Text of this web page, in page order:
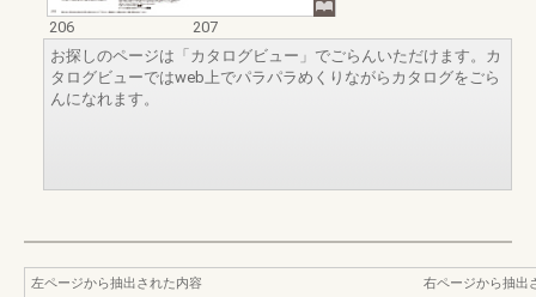
206
207
お探しのページは「カタログビュー」でごらんいただけます。カ
タログビューではweb上でパラパラめくりながらカタログをごら
んになれます。
左ページから抽出された内容
右ページから抽出